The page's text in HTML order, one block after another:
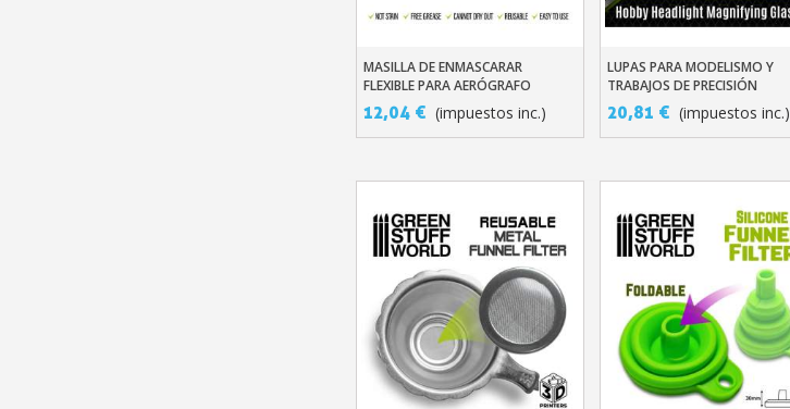
Añadir Al Carrito
MASILLA DE ENMASCARAR
FLEXIBLE PARA AERÓGRAFO
12,04 € (impuestos inc.)
Añadir Al Carrito
LUPAS PARA MODELISMO Y
TRABAJOS DE PRECISIÓN
20,81 € (impuestos inc.)